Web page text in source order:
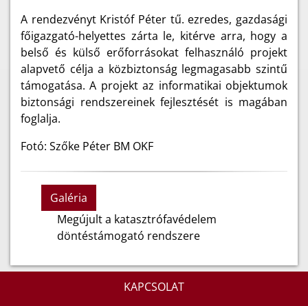
A rendezvényt Kristóf Péter tű. ezredes, gazdasági
főigazgató-helyettes zárta le, kitérve arra, hogy a
belső és külső erőforrásokat felhasználó projekt
alapvető célja a közbiztonság legmagasabb szintű
támogatása. A projekt az informatikai objektumok
biztonsági rendszereinek fejlesztését is magában
foglalja.
Fotó: Szőke Péter BM OKF
Galéria
Megújult a katasztrófavédelem
döntéstámogató rendszere
KAPCSOLAT